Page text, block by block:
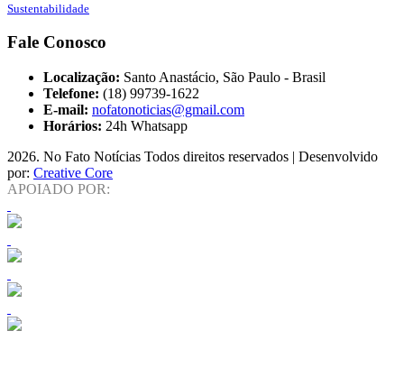
Sustentabilidade
Fale Conosco
Localização: Santo Anastácio, São Paulo - Brasil
Telefone: (18) 99739-1622
E-mail: nofatonoticias@gmail.com
Horários: 24h Whatsapp
2026. No Fato Notícias Todos direitos reservados | Desenvolvido
por: Creative Core
APOIADO POR: